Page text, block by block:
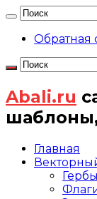
Обратная
Abali.ru
Главная
Гербы